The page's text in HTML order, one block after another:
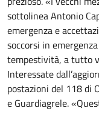
sottolinea Antonio
emergenza e
soccorsi in
tempestività, a tutto
Interessate
postazioni del 118 di
e Guardiagrele.